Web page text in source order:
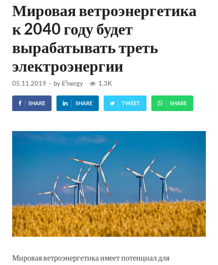
Мировая ветроэнергетика
к 2040 году будет
вырабатывать треть
электроэнергии
05.11.2019 - by E²nergy 1.3K
SHARE SHARE TWEET SHARE
Мировая ветроэнергетика имеет потенциал для